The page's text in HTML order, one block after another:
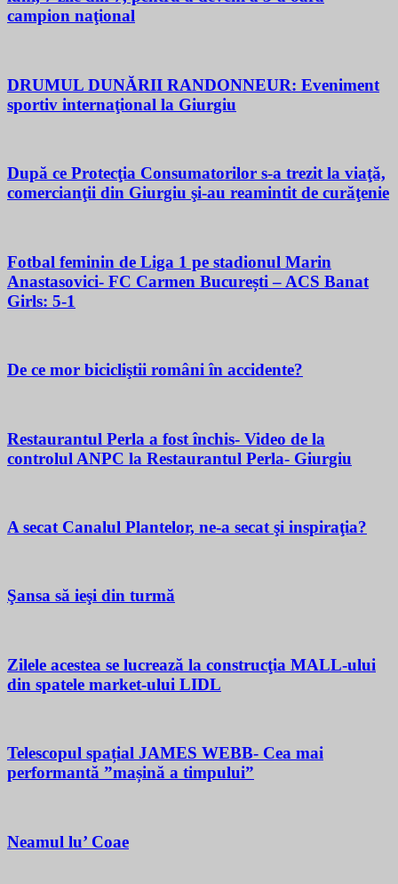
campion naţional
DRUMUL DUNĂRII RANDONNEUR: Eveniment
sportiv internaţional la Giurgiu
După ce Protecţia Consumatorilor s-a trezit la viaţă,
comercianţii din Giurgiu şi-au reamintit de curăţenie
Fotbal feminin de Liga 1 pe stadionul Marin
Anastasovici- FC Carmen București – ACS Banat
Girls: 5-1
De ce mor bicicliştii români în accidente?
Restaurantul Perla a fost închis- Video de la
controlul ANPC la Restaurantul Perla- Giurgiu
A secat Canalul Plantelor, ne-a secat şi inspiraţia?
Şansa să ieşi din turmă
Zilele acestea se lucrează la construcţia MALL-ului
din spatele market-ului LIDL
Telescopul spațial JAMES WEBB- Cea mai
performantă ”mașină a timpului”
Neamul lu’ Coae